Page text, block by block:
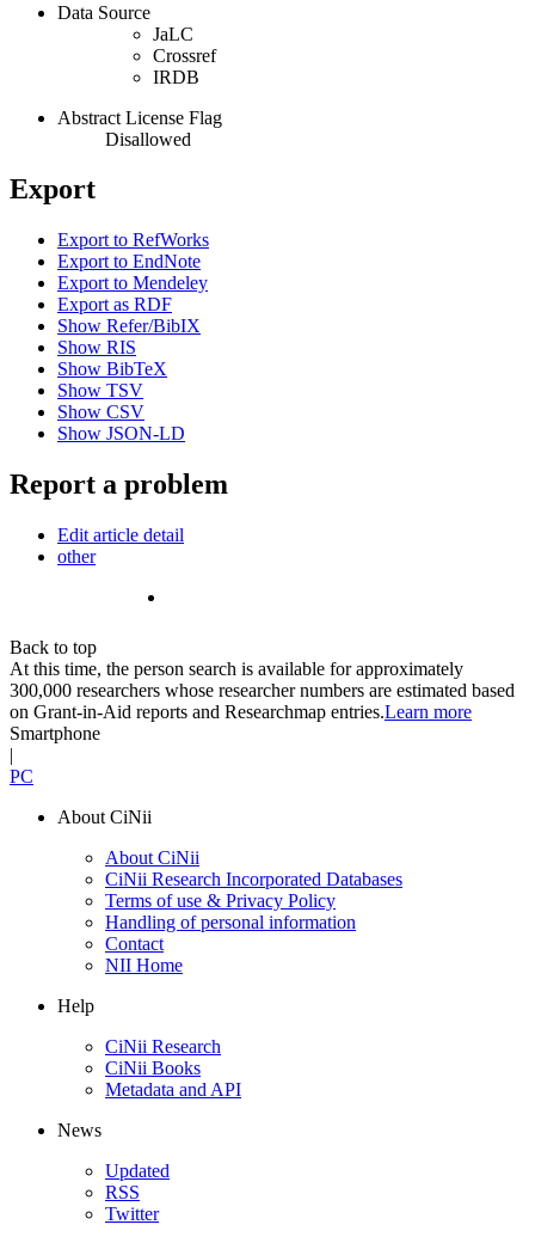
Data Source
JaLC
Crossref
IRDB
Abstract License Flag
Disallowed
Export
Export to RefWorks
Export to EndNote
Export to Mendeley
Export as RDF
Show Refer/BibIX
Show RIS
Show BibTeX
Show TSV
Show CSV
Show JSON-LD
Report a problem
Edit article detail
other
Back to top
At this time, the person search is available for approximately
300,000 researchers whose researcher numbers are estimated based
on Grant-in-Aid reports and Researchmap entries.Learn more
Smartphone
|
PC
About CiNii
About CiNii
CiNii Research Incorporated Databases
Terms of use & Privacy Policy
Handling of personal information
Contact
NII Home
Help
CiNii Research
CiNii Books
Metadata and API
News
Updated
RSS
Twitter